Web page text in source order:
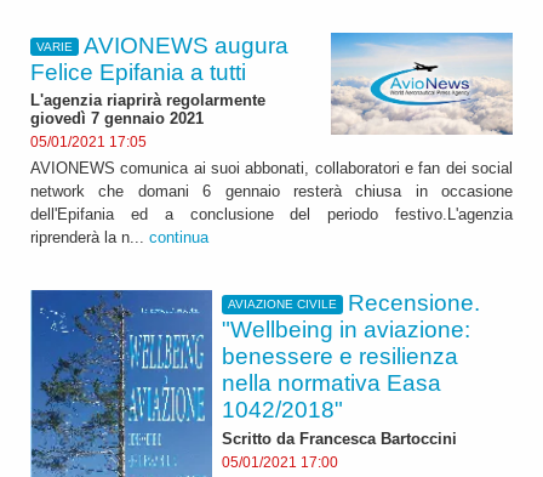
VARIE
AVIONEWS augura
Felice Epifania a tutti
L'agenzia riaprirà regolarmente
giovedì 7 gennaio 2021
05/01/2021 17:05
AVIONEWS comunica ai suoi abbonati, collaboratori e fan dei social
network che domani 6 gennaio resterà chiusa in occasione
dell'Epifania ed a conclusione del periodo festivo.L'agenzia
riprenderà la n... continua
AVIAZIONE CIVILE
Recensione.
"Wellbeing in aviazione:
benessere e resilienza
nella normativa Easa
1042/2018"
Scritto da Francesca Bartoccini
05/01/2021 17:00